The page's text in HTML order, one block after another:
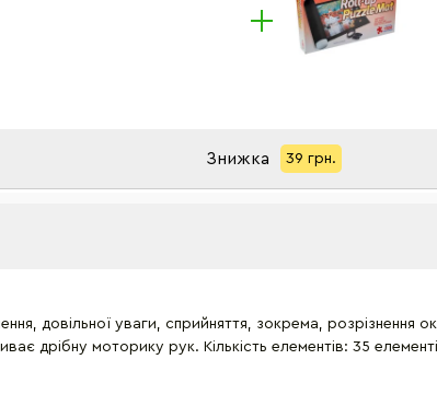
Знижка 39 грн.
довільної уваги, сприйняття, зокрема,
дрібну моторику рук. Кількість елементів: 35